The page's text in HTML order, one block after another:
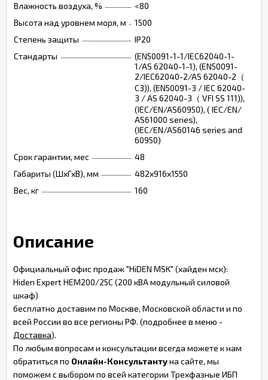
Влажность воздуха, %
<80
Высота над уровнем моря, м
1500
Степень защиты
IP20
Стандарты
(EN50091-1-1/IEC62040-1-
1/AS 62040-1-1), (EN50091-
2/IEC62040-2/AS 62040-2（
C3)), (EN50091-3 / IEC 62040-
3 / AS 62040-3（ VFI SS 111)),
(IEC/EN/AS60950), ( IEC/EN/
AS61000 series),
(IEC/EN/AS60146 series and
60950)
Срок гарантии, мес
48
Габариты (ШхГхВ), мм
482х916х1550
Вес, кг
160
Описание
Официальный офис продаж "HiDEN MSK" (хайден мск):
Hiden Expert HEM200/25C (200 кВА модульный силовой
шкаф)
бесплатно доставим по Москве, Московской области и по
всей России во все регионы РФ. (подробнее в меню -
Доставка).
По любым вопросам и консультации всегда можете к нам
обратиться по Онлайн-Консультантуна сайте, мы
поможем с выбором по всей категории Трехфазные ИБП